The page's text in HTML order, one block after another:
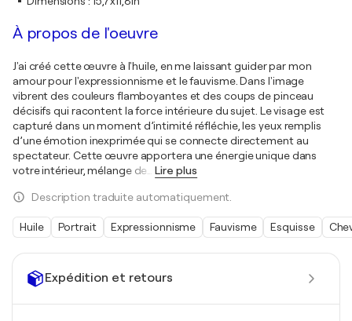
Expédition et retours
À propos de l'oeuvre
J'ai créé cette œuvre à l'huile, en me laissant guider par mon
amour pour l'expressionnisme et le fauvisme. Dans l'image
vibrent des couleurs flamboyantes et des coups de pinceau
décisifs qui racontent la force intérieure du sujet. Le visage est
capturé dans un moment d’intimité réfléchie, les yeux remplis
d’une émotion inexprimée qui se connecte directement au
spectateur. Cette œuvre apportera une énergie unique dans
votre intérieur, mélange de
Lire plus
Description traduite automatiquement.
Huile Portrait Expressionnisme Fauvisme Esquisse